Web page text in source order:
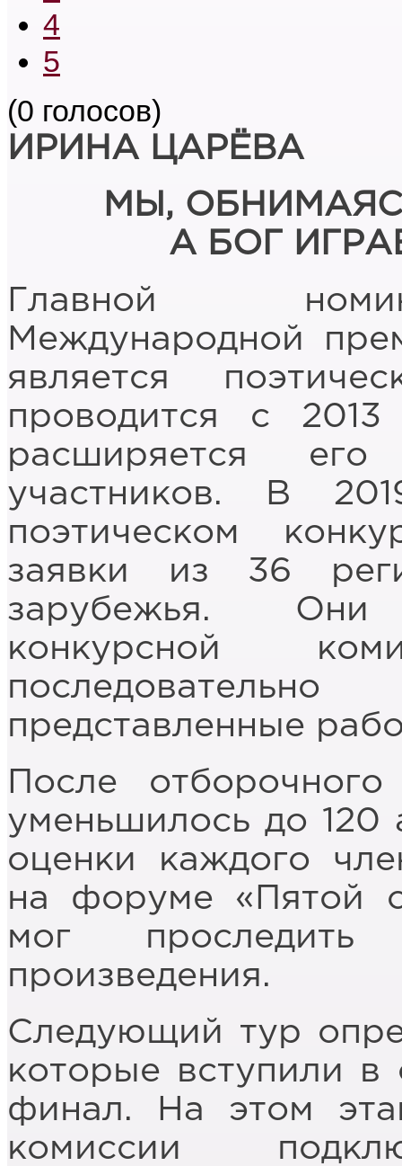
4
5
(0 голосов)
ИРИНА ЦАРЁВА
МЫ,
А БОГ
Главной
Международной
является
проводится с
расширяется
участников. В
поэтическом
заявки из 36
зарубежья.
конкурсной
представленные
После
уменьшилось до 120
оценки каждого
на форуме «Пятой
мог проследить
произведения.
Следующий тур
которые вступили в
финал. На этом
комиссии